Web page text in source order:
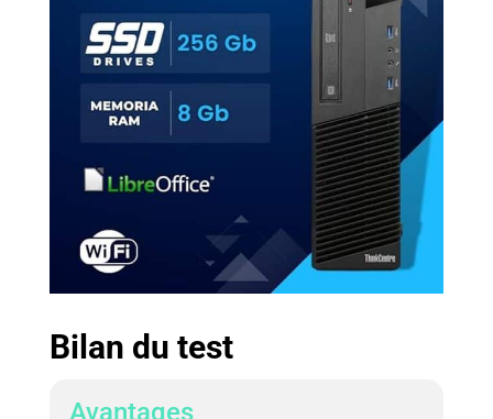
Bilan du test
Avantages